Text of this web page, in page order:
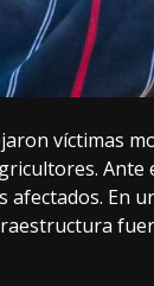
víctimas
Ante
En